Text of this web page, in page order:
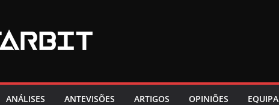
ANÁLISES ANTEVISÕES ARTIGOS OPINIÕES EQUIPA